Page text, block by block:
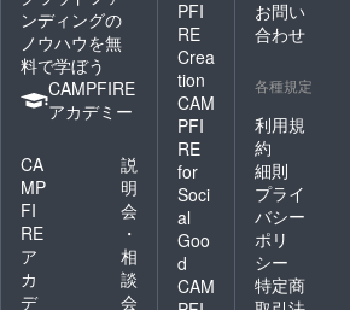
ンディングの
ノウハウを無
料で学ぼう
CAMPFIRE
アカデミー
CA
MP
FI
RE
ア
カ
デ
説
明
会
・
相
談
会
PFI
RE
Crea
tion
CAM
PFI
RE
for
Soci
al
Goo
d
CAM
お問い
合わせ
各種規定
利用規
約
細則
プライ
バシー
ポリ
シー
特定商